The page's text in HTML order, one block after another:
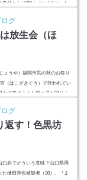
林さんは実はバツイチだった
た。 (adsbygoogle = window.ad
グ
放生会（ほ
ょうや）福岡市民の秋のお祭り
（はこざきぐう）で行われてい
で膝で小さな男の子を蹴り上
"ca-pub-...
グ
返す！色黒坊
弁でどういう意味？山口県周
樋田淳也被疑者（30）。『ま